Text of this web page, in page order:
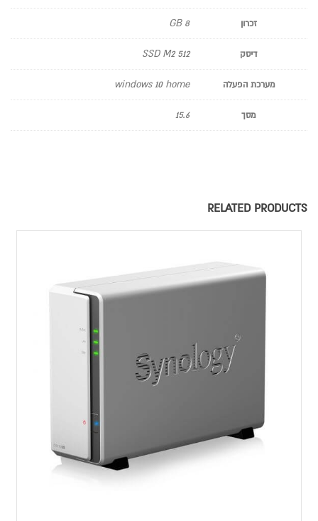
זכרון 8 GB
דיסק 512 SSD M2
מערכת הפעלה windows 10 home
מסך 15.6
RELATED PRODUCTS